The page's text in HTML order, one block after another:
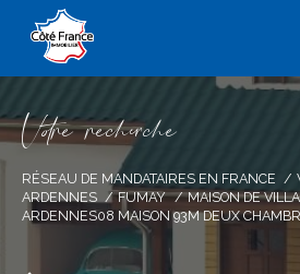
Vore recece
RÉSEAU DE MANDATAIRES EN FRANCE
ARDENNES
FUMAY
MAISON DE
ARDENNES08 MAISON 93M DEUX
Effectuer une
et trouver le bien qui